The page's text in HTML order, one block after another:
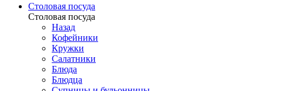
Столовая посуда
Столовая посуда
Назад
Кофейники
Кружки
Салатники
Блюда
Блюдца